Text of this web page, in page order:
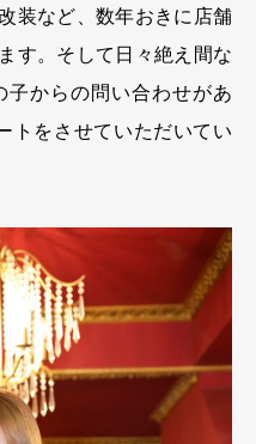
装など、数年おきに店舗
す。そして日々絶え間な
子からの問い合わせがあ
トをさせていただいてい